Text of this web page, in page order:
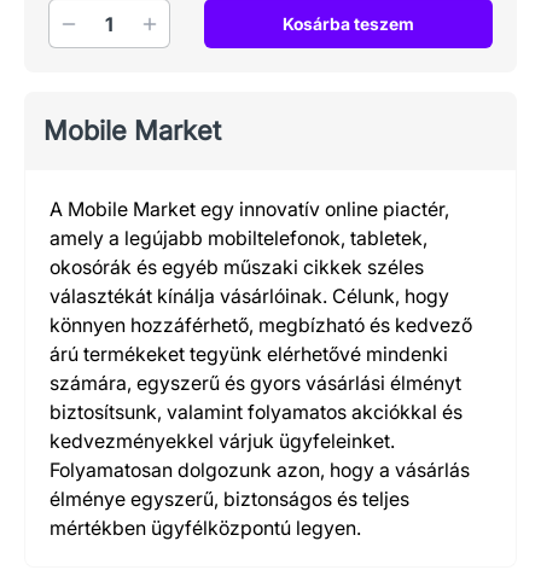
Mennyiség Kosárba teszem
Mobile Market
A Mobile Market egy innovatív online piactér,
amely a legújabb mobiltelefonok, tabletek,
okosórák és egyéb műszaki cikkek széles
választékát kínálja vásárlóinak. Célunk, hogy
könnyen hozzáférhető, megbízható és kedvező
árú termékeket tegyünk elérhetővé mindenki
számára, egyszerű és gyors vásárlási élményt
biztosítsunk, valamint folyamatos akciókkal és
kedvezményekkel várjuk ügyfeleinket.
Folyamatosan dolgozunk azon, hogy a vásárlás
élménye egyszerű, biztonságos és teljes
mértékben ügyfélközpontú legyen.